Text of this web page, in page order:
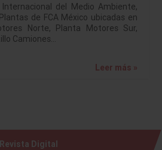
del Medio Ambiente,
de FCA México ubicadas en
Norte, Planta Motores Sur,
Camiones…
Leer más »
Revista Digital